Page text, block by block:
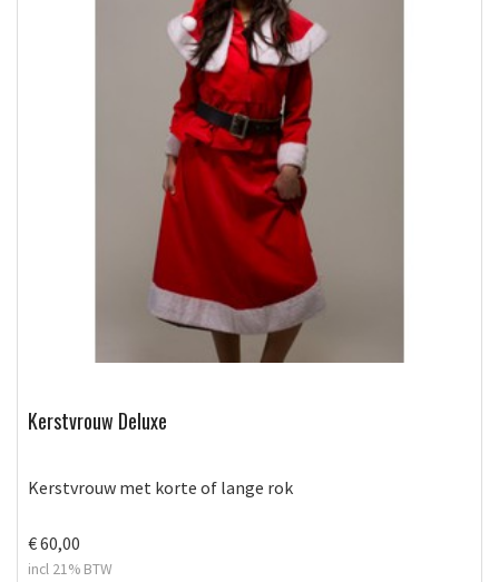
Kerstvrouw Deluxe
Kerstvrouw met korte of lange rok
€ 60,00
incl 21% BTW